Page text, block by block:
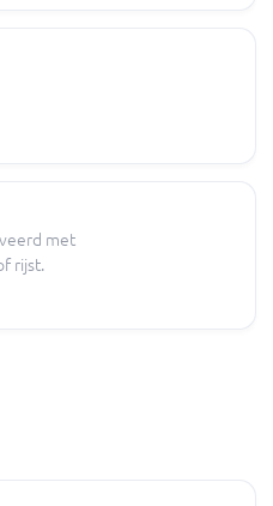
met
rijst.